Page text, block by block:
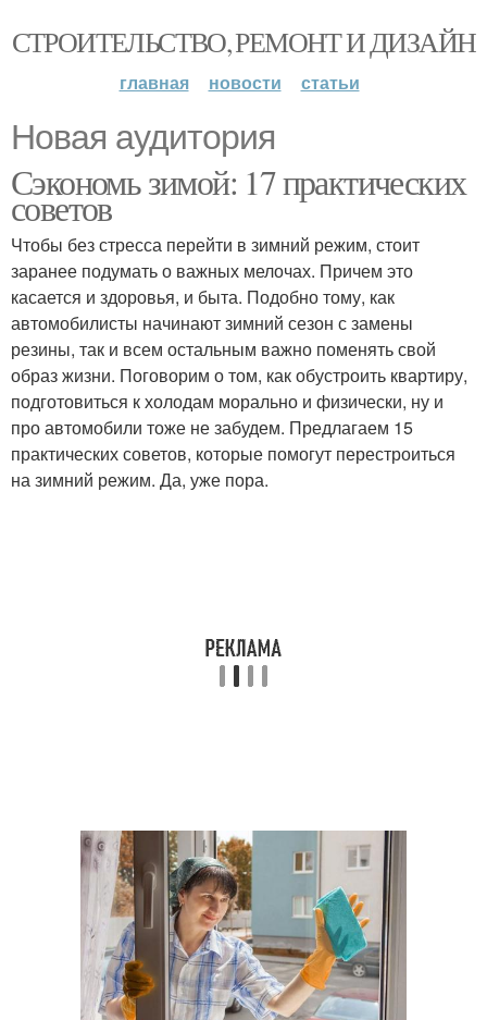
СТРОИТЕЛЬСТВО, РЕМОНТ И ДИЗАЙН
главная новости статьи
Новая аудитория
Сэкономь зимой: 17 практических
советов
Чтобы без стресса перейти в зимний режим, стоит
заранее подумать о важных мелочах. Причем это
касается и здоровья, и быта. Подобно тому, как
автомобилисты начинают зимний сезон с замены
резины, так и всем остальным важно поменять свой
образ жизни. Поговорим о том, как обустроить квартиру,
подготовиться к холодам морально и физически, ну и
про автомобили тоже не забудем. Предлагаем 15
практических советов, которые помогут перестроиться
на зимний режим. Да, уже пора.